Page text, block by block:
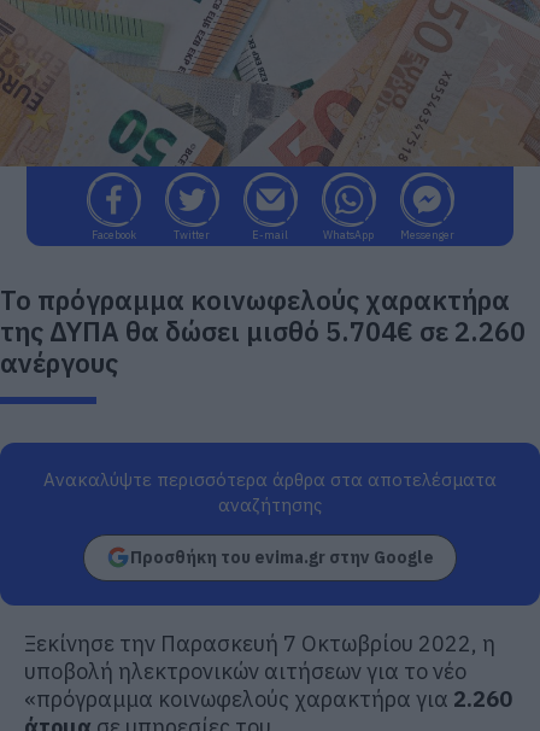
Facebook Twitter E-mail WhatsApp Messenger
Το πρόγραμμα κοινωφελούς χαρακτήρα
της ΔΥΠΑ θα δώσει μισθό 5.704€ σε 2.260
ανέργους
Ανακαλύψτε περισσότερα άρθρα στα αποτελέσματα
αναζήτησης
Προσθήκη του evima.gr στην Google
Ξεκίνησε την Παρασκευή 7 Οκτωβρίου 2022, η
υποβολή ηλεκτρονικών αιτήσεων για το νέο
«πρόγραμμα κοινωφελούς χαρακτήρα για 2.260